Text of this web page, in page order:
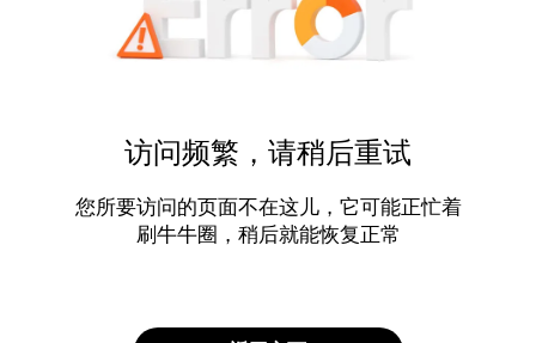
访问频繁，请稍后重试
您所要访问的页面不在这儿，它可能正忙着
刷牛牛圈，稍后就能恢复正常